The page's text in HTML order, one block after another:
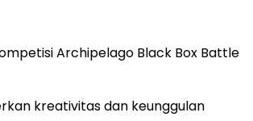
Archipelago Black Box Battle
kreativitas dan keunggulan